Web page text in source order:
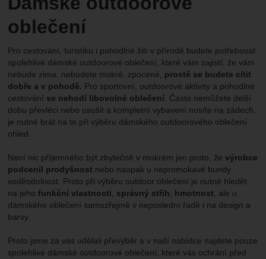
oblečení
Pro cestování, turistiku i pohodlné žití v přírodě budete potřebovat
spolehlivé dámské outdoorové oblečení, které vám zajistí, že vám
nebude zima, nebudete mokré, zpocené, prostě se budete cítit
dobře a v pohodě. Pro sportovní, outdoorové aktivity a pohodlné
cestování se nehodí libovolné oblečení. Často nemůžete delší
dobu převléci nebo usušit a kompletní vybavení nosíte na zádech,
je nutné brát na to při výběru dámského outdoorového oblečení
ohled.
Není nic příjemného být zbytečně v mokrém jen proto, ževýrobce
podcenil prodyšnost nebo naopak u nepromokavé bundy
voděodolnost. Proto při výběru outdoor oblečení je nutné hledět
na jehofunkční vlastnosti, správný střih, hmotnost, ale u
dámského oblečení samozřejmě v neposlední řadě i na design a
barvy.
Proto jsme za vás udělali převýběr a v naší nabídce najdete pouze
spolehlivé dámské outdoorové oblečení, které vás ochrání před